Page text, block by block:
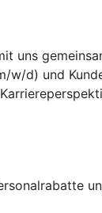
uns
w/d) und